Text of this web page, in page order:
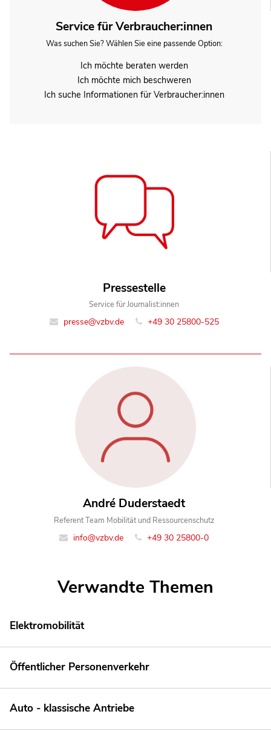
Service für Verbraucher:innen
Was suchen Sie? Wählen Sie eine passende Option:
Ich möchte beraten werden
Ich möchte mich beschweren
Ich suche Informationen für Verbraucher:innen
Pressestelle
Service für Journalist:innen
presse@vzbv.de +49 30 25800-525
André Duderstaedt
Referent Team Mobilität und Ressourcenschutz
info@vzbv.de +49 30 25800-0
Verwandte Themen
Elektromobilität
Öffentlicher Personenverkehr
Auto - klassische Antriebe